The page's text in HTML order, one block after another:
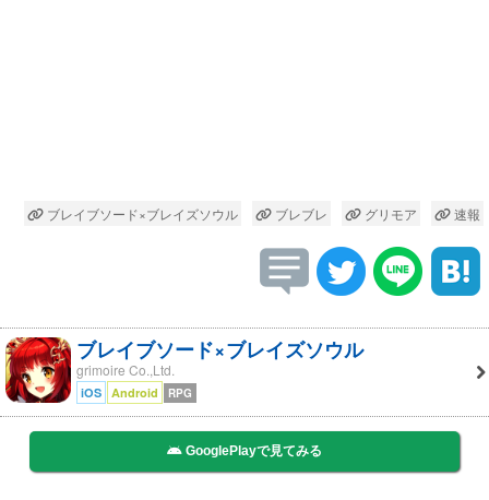
ブレイブソード×ブレイズソウル ブレブレ グリモア 速報
ブレイブソード×ブレイズソウル
grimoire Co.,Ltd.
iOS Android RPG
GooglePlayで見てみる